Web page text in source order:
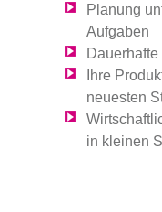
Planung
Aufgaben
Ihre
neuesten
in kleinen